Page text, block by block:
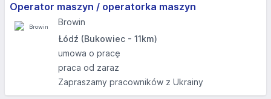
Operator maszyn / operatorka maszyn
Browin
Łódź (Bukowiec - 11km)
umowa o pracę
praca od zaraz
Zapraszamy pracowników z Ukrainy